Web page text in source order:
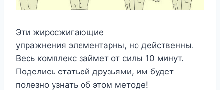
Эти жиросжигающие
упражнения элементарны, но действенны.
Весь комплекс займет от силы 10 минут.
Поделись статьей друзьями, им будет
полезно узнать об этом методе!